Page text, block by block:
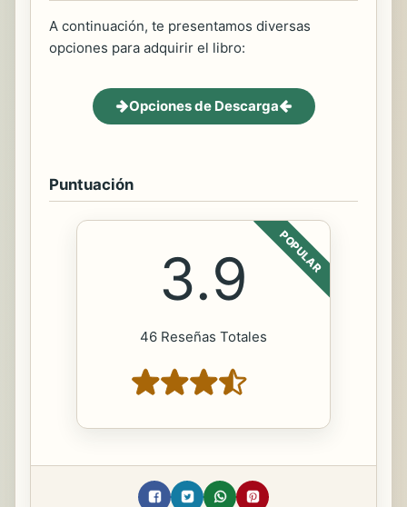
A continuación, te presentamos diversas
opciones para adquirir el libro:
Opciones de Descarga
Puntuación
POPULAR
3.9
46 Reseñas Totales